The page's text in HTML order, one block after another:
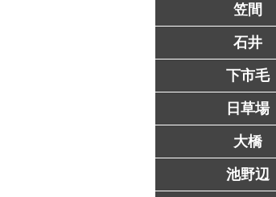
笠間
石井
下市毛
日草場
大橋
池野辺